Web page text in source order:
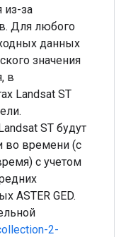
из-за
Для любого
данных
значения
в
Landsat ST
ST будут
во времени (с
с учетом
ASTER GED.
2-